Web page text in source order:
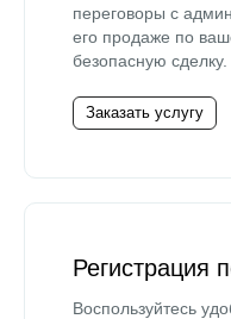
переговоры с
его продаже по
безопасную сделку.
Заказать услугу
Регистрация
Воспользуйтесь